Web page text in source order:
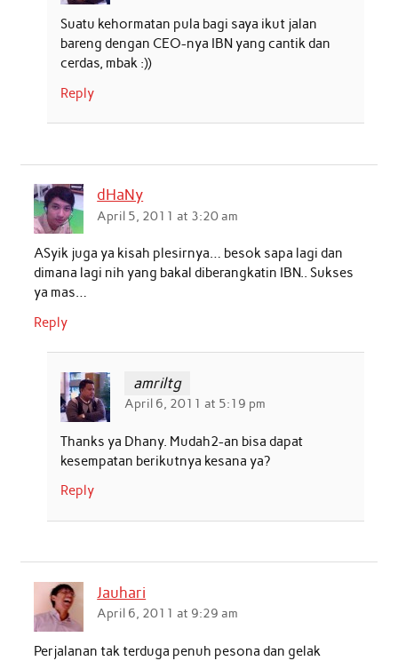
Suatu kehormatan pula bagi saya ikut jalan
bareng dengan CEO-nya IBN yang cantik dan
cerdas, mbak :))
Reply
dHaNy
April 5, 2011 at 3:20 am
ASyik juga ya kisah plesirnya… besok sapa lagi dan
dimana lagi nih yang bakal diberangkatin IBN.. Sukses
ya mas…
Reply
amriltg
April 6, 2011 at 5:19 pm
Thanks ya Dhany. Mudah2-an bisa dapat
kesempatan berikutnya kesana ya?
Reply
Jauhari
April 6, 2011 at 9:29 am
Perjalanan tak terduga penuh pesona dan gelak